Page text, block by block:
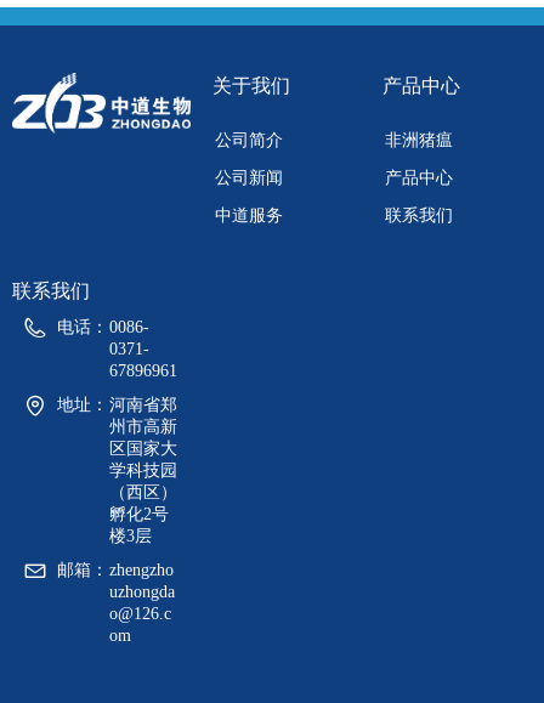
关于我们
公司简介
公司新闻
中道服务
产品中心
非洲猪瘟
产品中心
联系我们
联系我们
电话： 0086-
0371-
67896961
地址： 河南省郑
州市高新
区国家大
学科技园
（西区）
孵化2号
楼3层
邮箱： zhengzho
uzhongda
o@126.c
om